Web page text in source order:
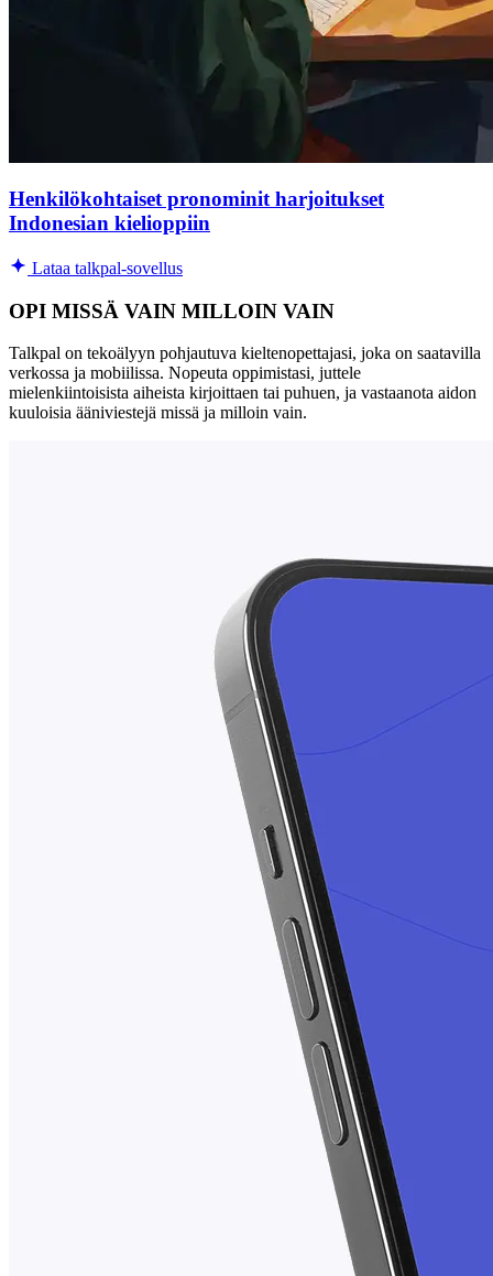
Henkilökohtaiset pronominit harjoitukset
Indonesian kielioppiin
Lataa talkpal-sovellus
OPI MISSÄ VAIN MILLOIN VAIN
Talkpal on tekoälyyn pohjautuva kieltenopettajasi, joka on saatavilla
verkossa ja mobiilissa. Nopeuta oppimistasi, juttele
mielenkiintoisista aiheista kirjoittaen tai puhuen, ja vastaanota aidon
kuuloisia ääniviestejä missä ja milloin vain.